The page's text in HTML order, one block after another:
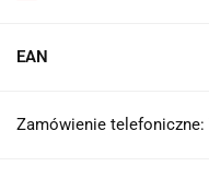
EAN
Zamówienie telefoniczne: